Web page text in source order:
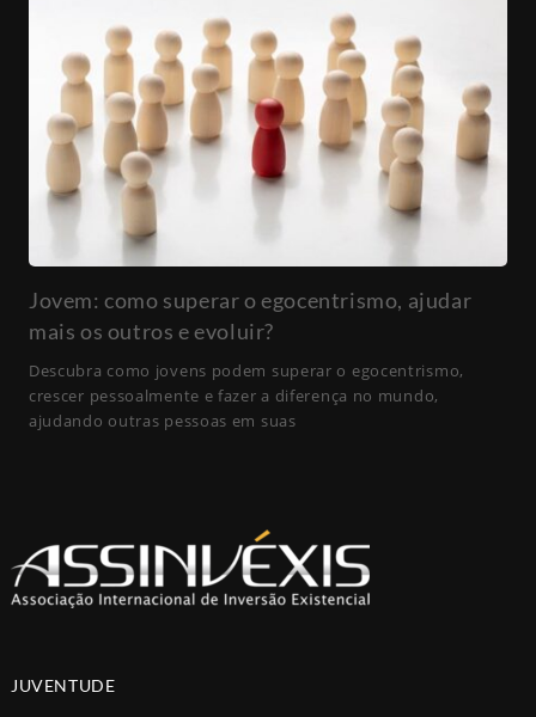
Jovem: como superar o egocentrismo, ajudar
mais os outros e evoluir?
Descubra como jovens podem superar o egocentrismo,
crescer pessoalmente e fazer a diferença no mundo,
ajudando outras pessoas em suas
JUVENTUDE